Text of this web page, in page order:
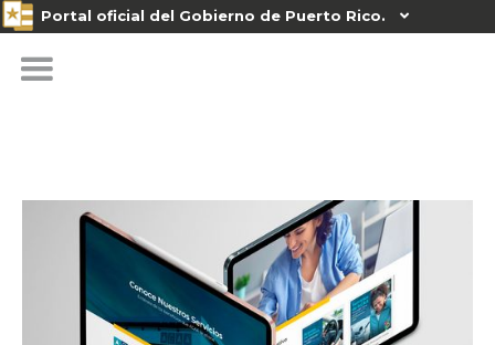
Portal oficial del Gobierno de Puerto Rico. 